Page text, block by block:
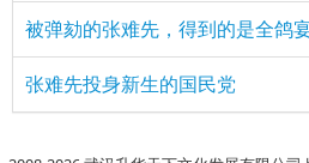
被弹劾的张难先，得到的是全鸽
张难先投身新生的国民党